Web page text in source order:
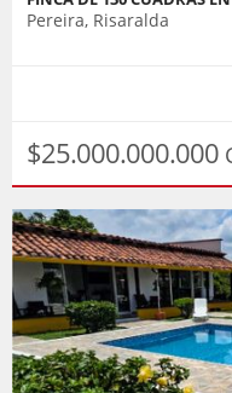
Pereira, Risaralda
$25.000.000.000